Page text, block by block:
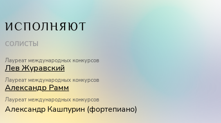
ИСПОЛНЯЮТ
СОЛИСТЫ
Лауреат международных конкурсов
Лев Журавский
Лауреат международных конкурсов
Александр Рамм
Лауреат международных конкурсов
Александр Кашпурин (фортепиано)